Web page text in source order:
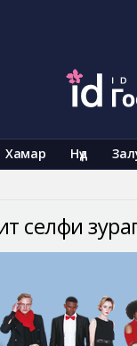
Хамар Нүд
селфи